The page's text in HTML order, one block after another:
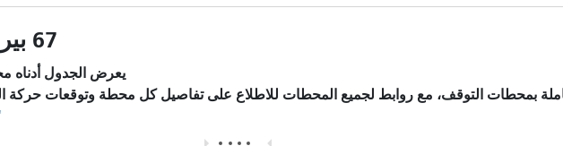
67 بيرنال هايتس: الجداول الزمنية
يعرض الجدول أدناه
بمحطات التوقف، مع روابط لجميع المحطات للاطلاع على تفاصيل كل محطة وتوقعات حركة